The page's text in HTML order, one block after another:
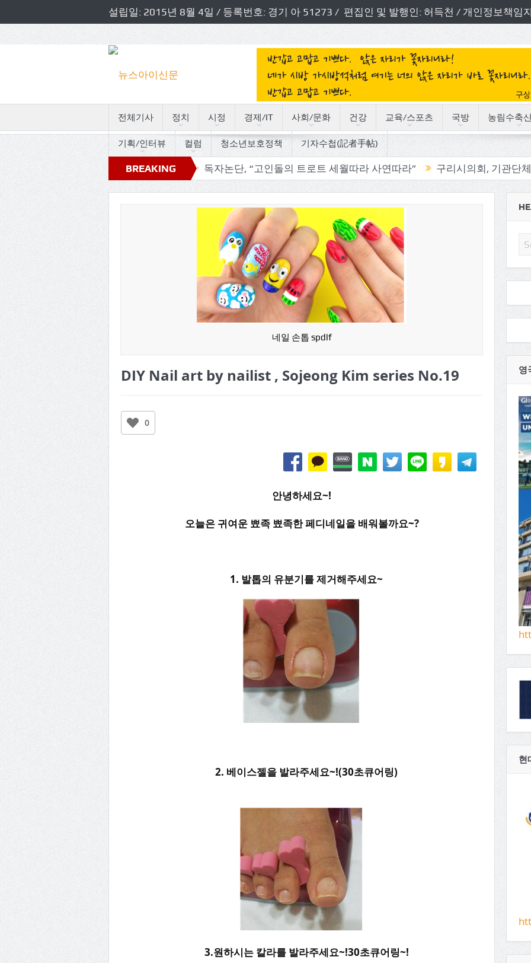
설립일: 2015년 8월 4일 / 등록번호: 경기 아 51273 / 편집인 및 발행인: 허득천 / 개인정보책임
전체기사 정치 시정 경제/IT 사회/문화 건강 교육/스포츠 국방 농림수축
기획/인터뷰 컬럼 청소년보호정책 기자수첩(記者手帖)
BREAKING
NEWS
초청 소방정책간담회 개최 독자논단, “고인돌의 트로트 세월따라 사연따라” 구리시의회, 기관단체 방문으로
네일 손톱 spdlf
DIY Nail art by nailist , Sojeong Kim series No.19
0
안녕하세요~!
오늘은 귀여운 뾰족 뾰족한 페디네일을 배워볼까요~?
1. 발톱의 유분기를 제거해주세요~
2. 베이스젤을 발라주세요~!(30초큐어링)
3.원하시는 칼라를 발라주세요~!30초큐어링~!
영
현